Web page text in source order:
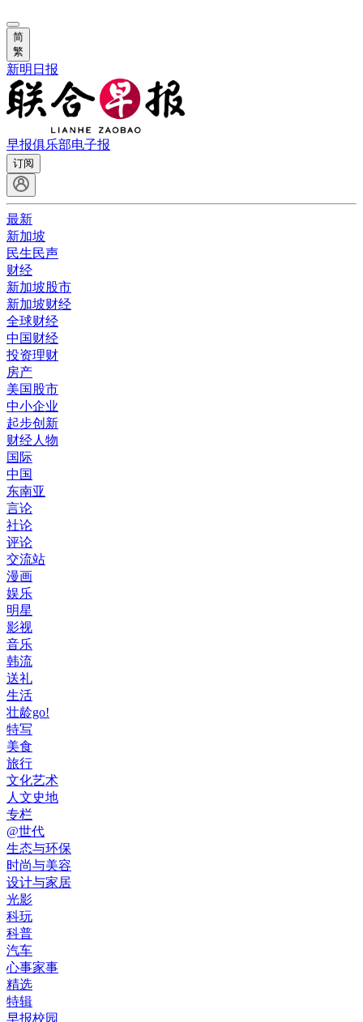
简
繁
新明日报
早报俱乐部电子报
订阅
最新
新加坡
民生民声
财经
新加坡股市
新加坡财经
全球财经
中国财经
投资理财
房产
美国股市
中小企业
起步创新
财经人物
国际
中国
东南亚
言论
社论
评论
交流站
漫画
娱乐
明星
影视
音乐
韩流
送礼
生活
壮龄go!
特写
美食
旅行
文化艺术
人文史地
专栏
@世代
生态与环保
时尚与美容
设计与家居
光影
科玩
科普
汽车
心事家事
精选
特辑
早报校园